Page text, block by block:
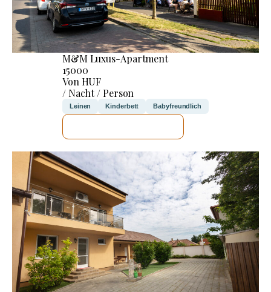
M&M Luxus-Apartment
15000
Von HUF
/ Nacht / Person
Leinen Kinderbett Babyfreundlich